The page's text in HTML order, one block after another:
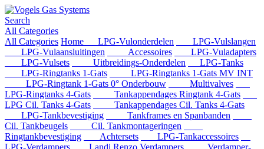
Search
All Categories
All Categories Home LPG-Vulonderdelen
LPG-Vulslangen
LPG-Vulaansluitingen
Accessoires
LPG-Vuladapters
LPG-Vulsets
Uitbreidings-Onderdelen
LPG-Tanks
LPG-Ringtanks 1-Gats
LPG-Ringtanks 1-Gats MV INT
LPG-Ringtank 1-Gats 0° Onderbouw
Multivalves
LPG-Ringtanks 4-Gats
Tankappendages Ringtank 4-Gats
LPG Cil. Tanks 4-Gats
Tankappendages Cil. Tanks 4-Gats
LPG-Tankbevestiging
Tankframes en Spanbanden
Cil. Tankbeugels
Cil. Tankmontageringen
Ringtankbevestiging
Achtersets
LPG-Tankaccessoires
LPG-Verdampers
Landi Renzo Verdampers
Verdamper-